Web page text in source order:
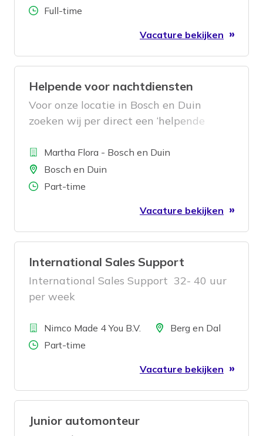
Aantal uren
Full-time
Vacature bekijken
Helpende voor nachtdiensten
Voor onze locatie in Bosch en Duin
zoeken wij per direct een ‘helpende
BedrijfMartha Flora - Bosch en Duin
LocatieBosch en Duin
Aantal uren
Part-time
Vacature bekijken
International Sales Support
International Sales Support 32- 40 uur
per week
BedrijfNimco Made 4 You B.V. LocatieBerg en Dal
Aantal uren
Part-time
Vacature bekijken
Junior automonteur